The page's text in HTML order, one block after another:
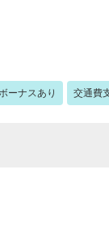
ーナスあり 交通費